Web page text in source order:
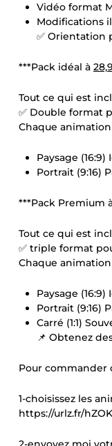
Vidéo format
Modifications
✅ Orientation
***Pack idéal à
Tout ce qui est
✅ Double format
Chaque
Paysage
Portrait (9:16)
***Pack Premium
Tout ce qui est
✅ triple format
Chaque
Paysage
Portrait (9:16)
Carré (1:1)
📌 Obtenez
Pour commander
1-choisissez les
https://urlz.fr/hZOK